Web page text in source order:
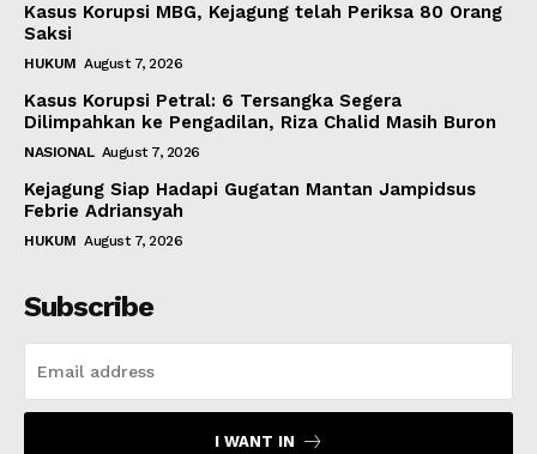
Kasus Korupsi MBG, Kejagung telah Periksa 80 Orang
Saksi
HUKUM August 7, 2026
Kasus Korupsi Petral: 6 Tersangka Segera
Dilimpahkan ke Pengadilan, Riza Chalid Masih Buron
NASIONAL August 7, 2026
Kejagung Siap Hadapi Gugatan Mantan Jampidsus
Febrie Adriansyah
HUKUM August 7, 2026
Subscribe
I WANT IN